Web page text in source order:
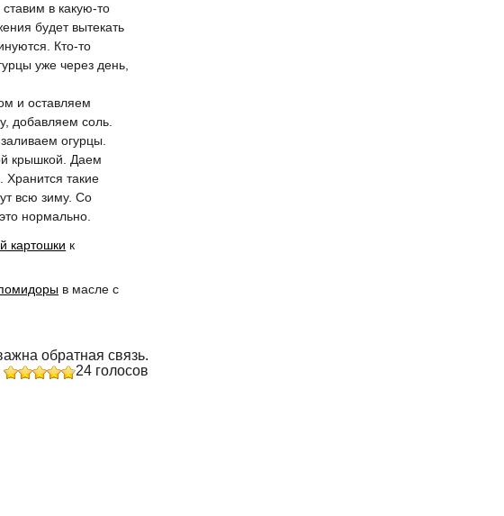
в какую-то
будет вытекать
Кто-то
уже через день,
и оставляем
добавляем соль.
огурцы.
крышкой. Даем
Хранится такие
всю зиму. Со
нормально.
картошки к
в масле с
обратная связь.
24голосов